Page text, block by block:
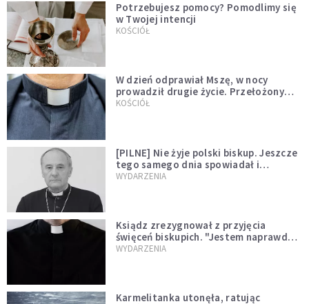
Potrzebujesz pomocy? Pomodlimy się
w Twojej intencji
KOŚCIÓŁ
W dzień odprawiał Mszę, w nocy
prowadził drugie życie. Przełożony
kazał mu opuścić zakon
KOŚCIÓŁ
[PILNE] Nie żyje polski biskup. Jeszcze
tego samego dnia spowiadał i
sprawował Mszę świętą
WYDARZENIA
Ksiądz zrezygnował z przyjęcia
święceń biskupich. "Jestem naprawdę
niegodny"
WYDARZENIA
Karmelitanka utonęła, ratując